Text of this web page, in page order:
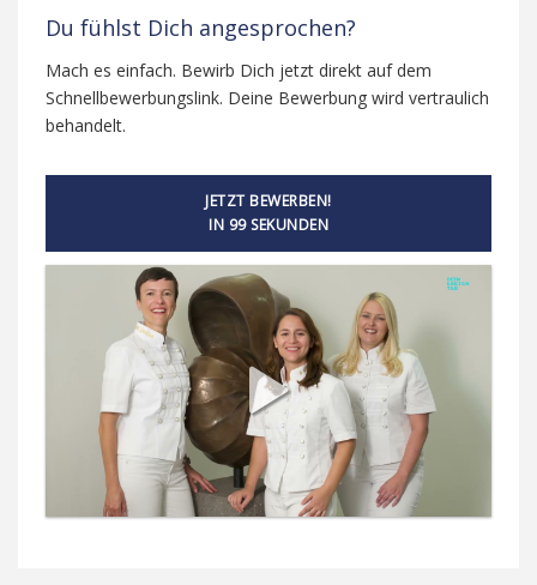
Du fühlst Dich angesprochen?
Mach es einfach. Bewirb Dich jetzt direkt auf dem
Schnellbewerbungslink. Deine Bewerbung wird vertraulich
behandelt.
JETZT BEWERBEN!
IN 99 SEKUNDEN